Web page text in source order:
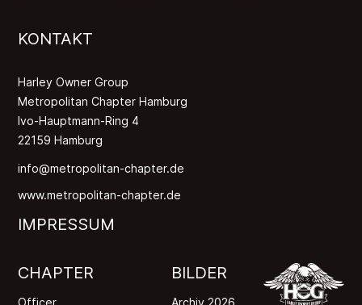
KONTAKT
Harley Owner Group
Metropolitan Chapter Hamburg
Ivo-Hauptmann-Ring 4
22159 Hamburg
info@metropolitan-chapter.de
www.metropolitan-chapter.de
IMPRESSUM
CHAPTER BILDER